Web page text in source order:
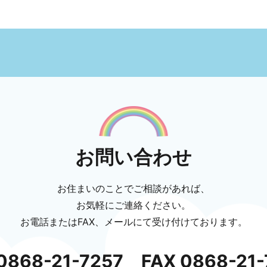
お問い合わせ
お住まいのことでご相談があれば、
お気軽にご連絡ください。
お電話またはFAX、メールにて受け付けております。
21-7257 FAX 0868-